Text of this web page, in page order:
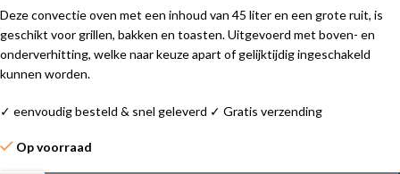
Deze convectie oven met een inhoud van 45 liter en een grote ruit, is
geschikt voor grillen, bakken en toasten. Uitgevoerd met boven- en
onderverhitting, welke naar keuze apart of gelijktijdig ingeschakeld
kunnen worden.
✓ eenvoudig besteld & snel geleverd ✓ Gratis verzending
Op voorraad